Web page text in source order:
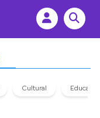
Cultural Educação